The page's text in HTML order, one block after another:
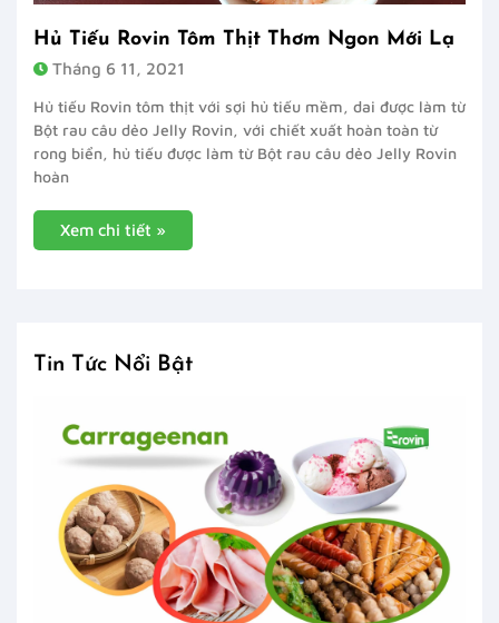
Hủ Tiếu Rovin Tôm Thịt Thơm Ngon Mới Lạ
Tháng 6 11, 2021
Hủ tiếu Rovin tôm thịt với sợi hủ tiếu mềm, dai được làm từ
Bột rau câu dẻo Jelly Rovin, với chiết xuất hoàn toàn từ
rong biển, hủ tiếu được làm từ Bột rau câu dẻo Jelly Rovin
hoàn
Xem chi tiết »
Tin Tức Nổi Bật